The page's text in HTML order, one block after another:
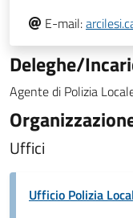
E-mail:
Deleghe/
Agente di Polizia
Uffici
Ufficio Polizia